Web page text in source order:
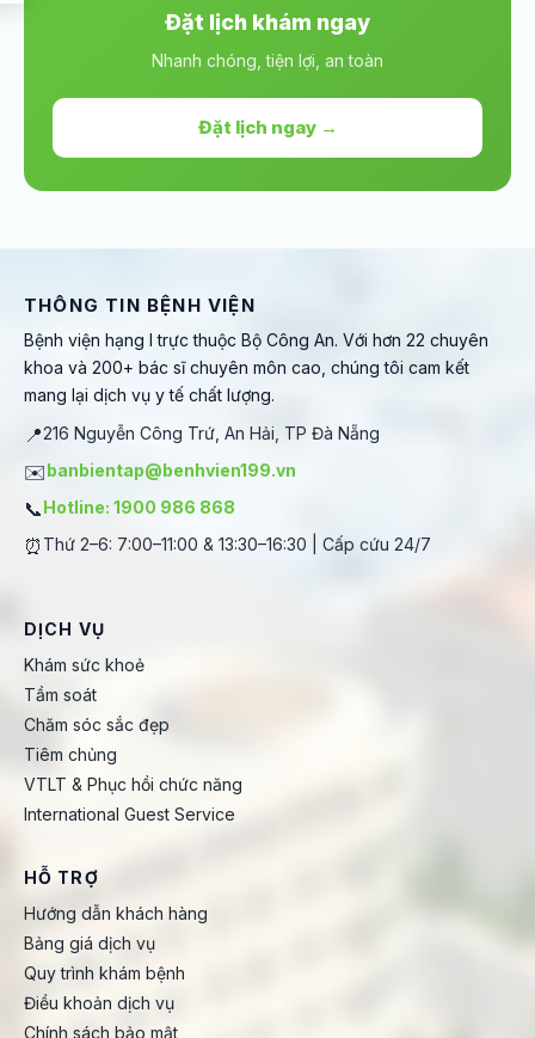
Đặt lịch khám ngay
Nhanh chóng, tiện lợi, an toàn
Đặt lịch ngay →
THÔNG TIN BỆNH VIỆN
Bệnh viện hạng I trực thuộc Bộ Công An. Với hơn 22 chuyên
khoa và 200+ bác sĩ chuyên môn cao, chúng tôi cam kết
mang lại dịch vụ y tế chất lượng.
📍216 Nguyễn Công Trứ, An Hải, TP Đà Nẵng
✉️banbientap@benhvien199.vn
📞Hotline: 1900 986 868
⏰ Thứ 2–6: 7:00–11:00 & 13:30–16:30 | Cấp cứu 24/7
DỊCH VỤ
Khám sức khoẻ
Tầm soát
Chăm sóc sắc đẹp
Tiêm chủng
VTLT & Phục hồi chức năng
International Guest Service
HỖ TRỢ
Hướng dẫn khách hàng
Bảng giá dịch vụ
Quy trình khám bệnh
Điều khoản dịch vụ
Chính sách bảo mật